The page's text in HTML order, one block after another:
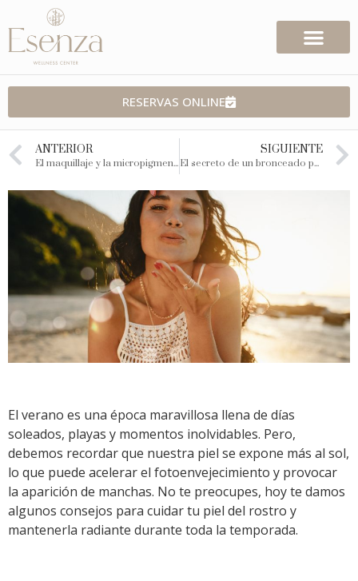
RESERVAS ONLINE
ANTERIOR
El maquillaje y la micropigmentación se unen para brindarte la confianza y el brillo que mereces. ¡Prepárate para deslumbrar en tus eventos especiales con el maquillaje perfecto en Esenza!
SIGUIENTE
El secreto de un bronceado perfecto, natural y saludable.
El verano es una época maravillosa llena de días
soleados, playas y momentos inolvidables. Pero,
debemos recordar que nuestra piel se expone más al sol,
lo que puede acelerar el fotoenvejecimiento y provocar
la aparición de manchas. No te preocupes, hoy te damos
algunos consejos para cuidar tu piel del rostro y
mantenerla radiante durante toda la temporada.